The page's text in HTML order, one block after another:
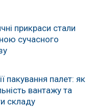
прикраси стали
сучасного
пакування палет: як
вантажу та
складу